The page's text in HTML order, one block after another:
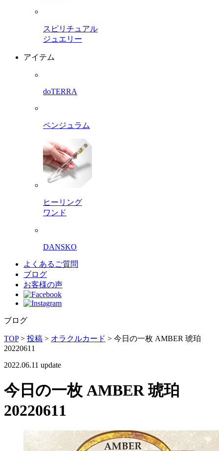
スピリチュアル
ジュエリー
アイテム
doTERRA
ペンジュラム
ヒーリング
ワンド
DANSKO
よくあるご質問
ブログ
お客様の声
ブログ
TOP> 投稿 > オラクルカード > 今日の一枚 AMBER 琥珀
20220611
2022.06.11 update
今日の一枚 AMBER 琥珀
20220611